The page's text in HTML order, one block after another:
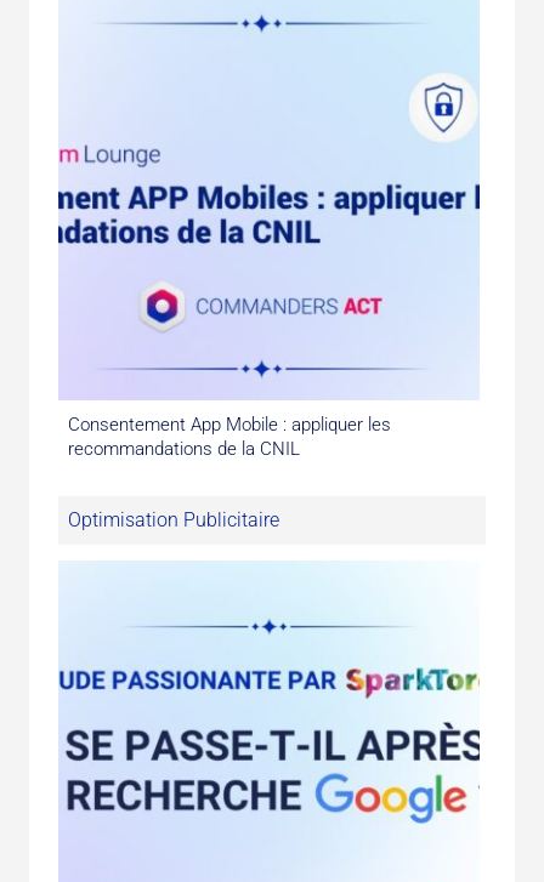
Consentement App Mobile : appliquer les
recommandations de la CNIL
Optimisation Publicitaire